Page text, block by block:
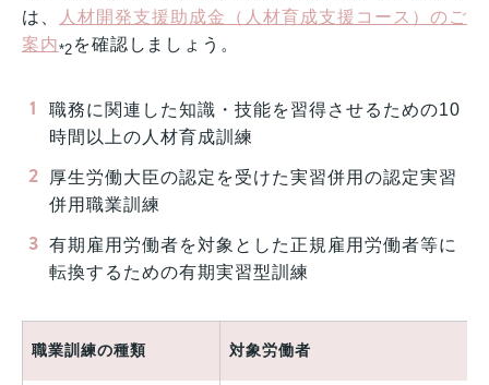
は、
人材開発支援助成金（人材育成支援コース）のご
案内*2 を確認しましょう。
職務に関連した知識・技能を習得させるための10
時間以上の人材育成訓練
厚生労働大臣の認定を受けた実習併用の認定実習
併用職業訓練
有期雇用労働者を対象とした正規雇用労働者等に
転換するための有期実習型訓練
職業訓練の種類 対象労働者